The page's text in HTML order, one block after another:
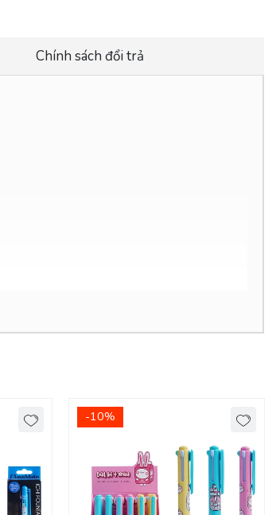
Chính sách đổi trả
Thụy Sỹ.
-10%